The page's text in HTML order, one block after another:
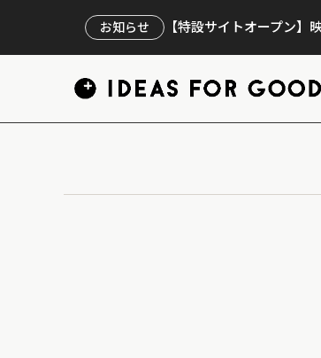
お知らせ 【特設サイトオープン